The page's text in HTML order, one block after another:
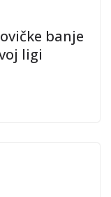
banje
ligi